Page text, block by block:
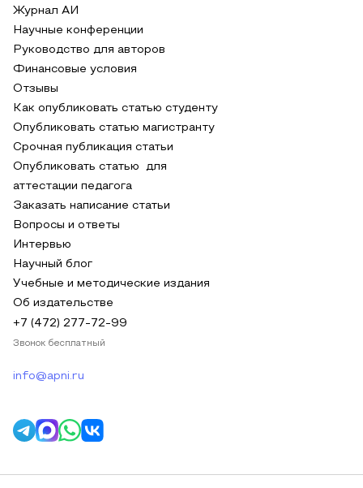
Журнал АИ
Научные конференции
Руководство для авторов
Финансовые условия
Отзывы
Как опубликовать статью студенту
Опубликовать статью магистранту
Срочная публикация статьи
Опубликовать статью для
аттестации педагога
Заказать написание статьи
Вопросы и ответы
Интервью
Научный блог
Учебные и методические издания
Об издательстве
+7 (472) 277-72-99
Звонок бесплатный
info@apni.ru